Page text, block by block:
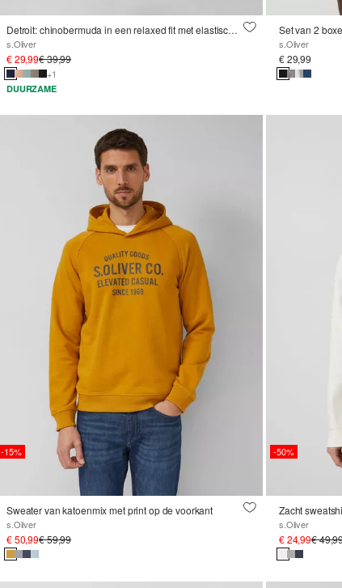
Detroit: chinobermuda in een relaxed fit met elastische band
s.Oliver
€ 29,99€ 39,99
+1
DUURZAME
Set van 2
s.Oliver
€ 29,99
-15%
Sweater van katoenmix met print op de voorkant
s.Oliver
€ 50,99€ 59,99
-50%
s.Oliver
€ 24,99€